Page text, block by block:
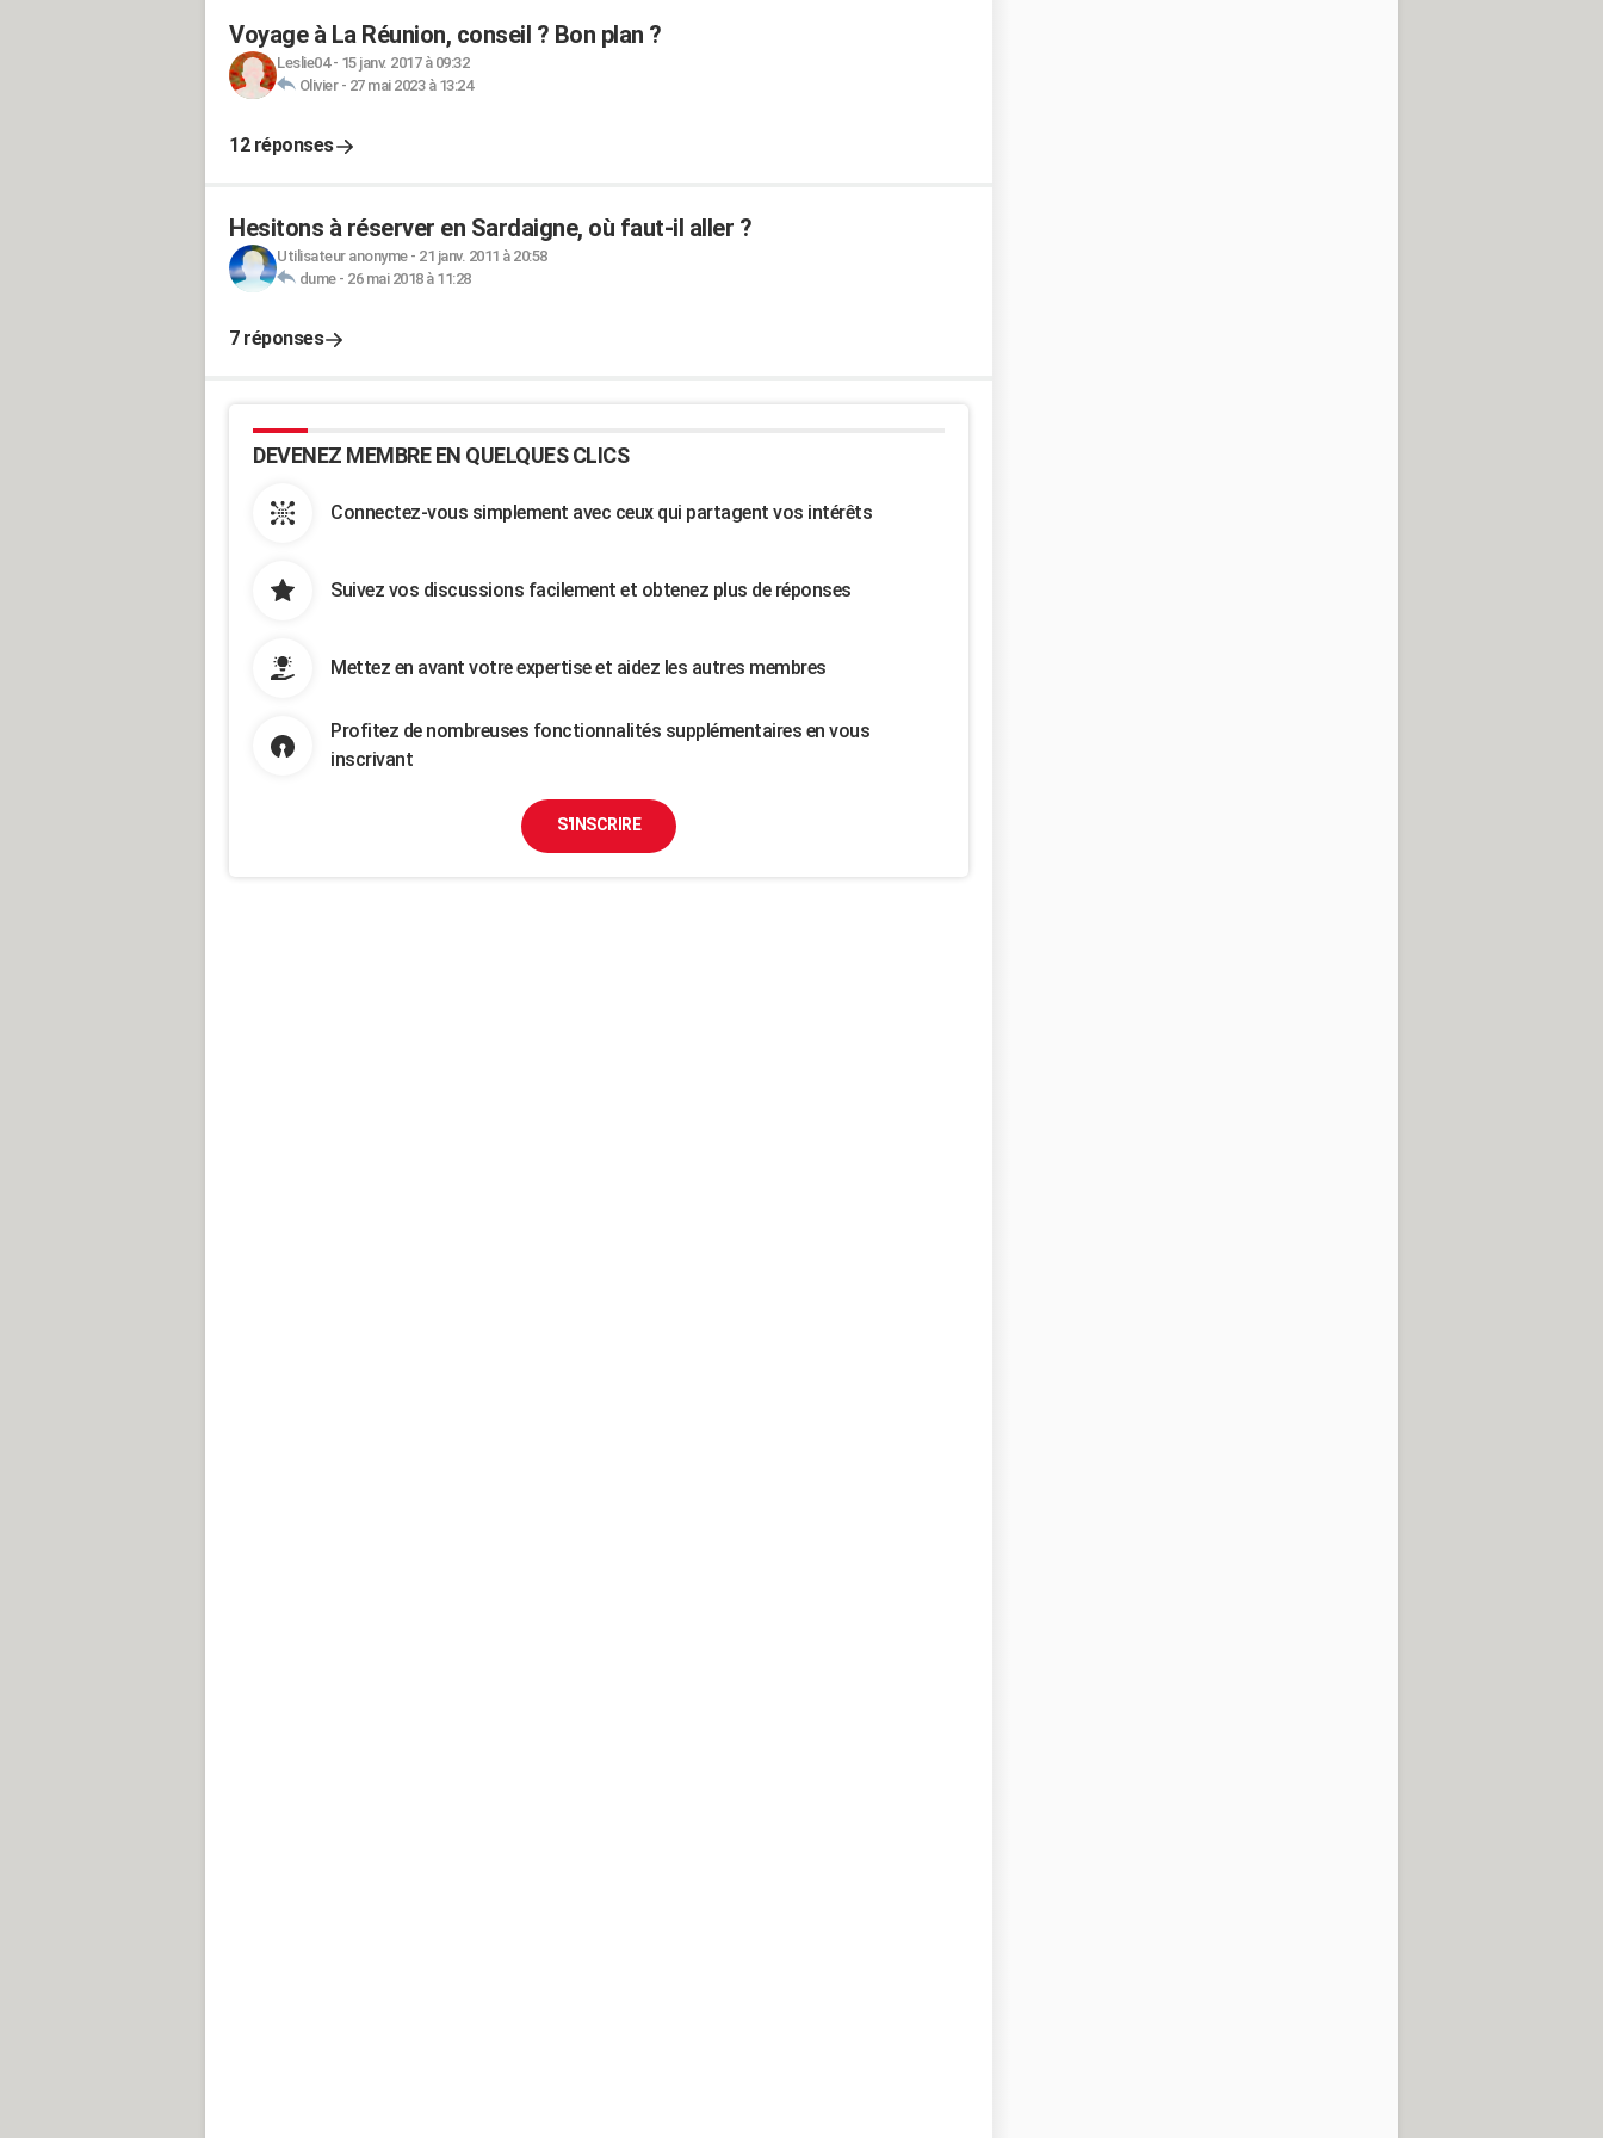
Voyage à La Réunion, conseil ? Bon plan ?
Leslie04- 15 janv. 2017 à 09:32
Olivier- 27 mai 2023 à 13:24
12 réponses
Hesitons à réserver en Sardaigne, où faut-il aller ?
Utilisateur anonyme- 21 janv. 2011 à 20:58
dume- 26 mai 2018 à 11:28
7 réponses
DEVENEZ MEMBRE EN QUELQUES CLICS
Connectez-vous simplement avec ceux qui partagent vos intérêts
Suivez vos discussions facilement et obtenez plus de réponses
Mettez en avant votre expertise et aidez les autres membres
Profitez de nombreuses fonctionnalités supplémentaires en vous
inscrivant
S'INSCRIRE